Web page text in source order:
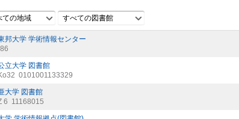
ての地域 すべての図書館
邦大学 学術情報センター
立大学 図書館
0101001133329
大学 図書館
6 11168015